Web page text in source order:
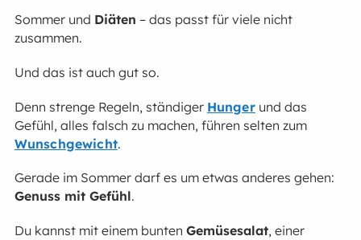
Sommer und Diäten – das passt für viele nicht
zusammen.
Und das ist auch gut so.
Denn strenge Regeln, ständiger Hungerund das
Gefühl, alles falsch zu machen, führen selten zum
Wunschgewicht.
Gerade im Sommer darf es um etwas anderes gehen:
Genuss mit Gefühl.
Du kannst mit einem bunten Gemüsesalat, einer